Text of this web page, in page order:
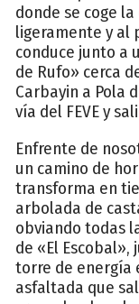
donde se coge
ligeramente y al
conduce junto a
de Rufo» cerca
Carbayin a Pola
vía del FEVE y
Enfrente de
un camino de
transforma en
arbolada de
obviando todas
de «El
torre de energía
asfaltada que